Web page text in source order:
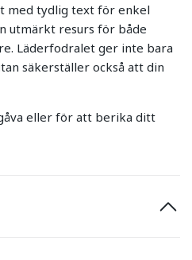
med tydlig text för enkel
utmärkt resurs för både
Läderfodralet ger inte bara
säkerställer också att din
eller för att berika ditt